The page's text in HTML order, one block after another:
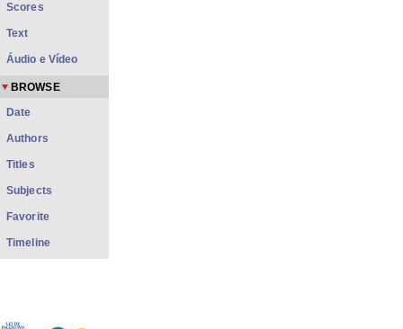
Scores
Text
Áudio e Vídeo
BROWSE
Date
Authors
Titles
Subjects
Favorite
Timeline